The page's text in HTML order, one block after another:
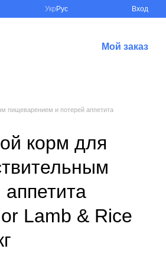
Укр Рус Вход
Мой заказ
пищеварением и потерей аппетита
корм для
Lamb & Rice